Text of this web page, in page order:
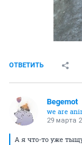
ОТВЕТИТЬ
Begemot
we are
29 марта
А я что-то уже